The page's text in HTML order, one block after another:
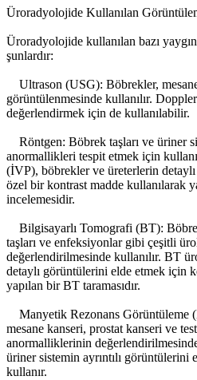
Üroradyolojide Kullanılan
Üroradyolojide kullanılan bazı
şunlardır:
Ultrason (USG): Böbrekler,
görüntülenmesinde kullanılır. Doppler
değerlendirmek için de kullanılabilir.
Röntgen: Böbrek taşları ve üriner
anormallikleri tespit etmek için
(İVP), böbrekler ve üreterlerin
özel bir kontrast madde kullanılarak
incelemesidir.
Bilgisayarlı Tomografi (BT):
taşları ve enfeksiyonlar gibi çeşitli
değerlendirilmesinde kullanılır. BT
detaylı görüntülerini elde etmek için
yapılan bir BT taramasıdır.
Manyetik Rezonans Görüntüleme
mesane kanseri, prostat kanseri ve
anormalliklerinin
üriner sistemin ayrıntılı görüntülerini
kullanır.